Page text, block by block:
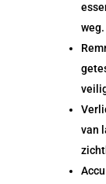
weg.
van